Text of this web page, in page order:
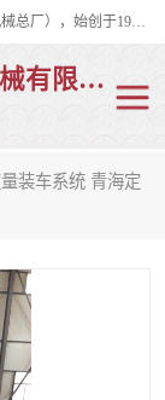
连云港华德石油化工机械有限公司（原连云港石油化工机械总厂），始创于1982年，是从事码头船用流体装卸臂、陆用流体装卸臂（鹤管）、活动梯、钢构平台、定量装车系统等全系列流体装卸设备的设计、制造、销售以及服务的专业供应商。
连云港华德石油化工机械有限公司
装车系统 青海定